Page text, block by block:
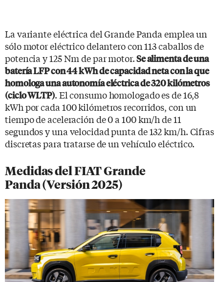
La variante eléctrica del Grande Panda emplea un
sólo motor eléctrico delantero con 113 caballos de
potencia y 125 Nm de par motor.Se alimenta de una
batería LFP con 44 kWh de capacidad neta con la que
homologa una autonomía eléctrica de 320 kilómetros
(ciclo WLTP). El consumo homologado es de 16,8
kWh por cada 100 kilómetros recorridos, con un
tiempo de aceleración de 0 a 100 km/h de 11
segundos y una velocidad punta de 132 km/h. Cifras
discretas para tratarse de un vehículo eléctrico.
Medidas del FIAT Grande
Panda (Versión 2025)